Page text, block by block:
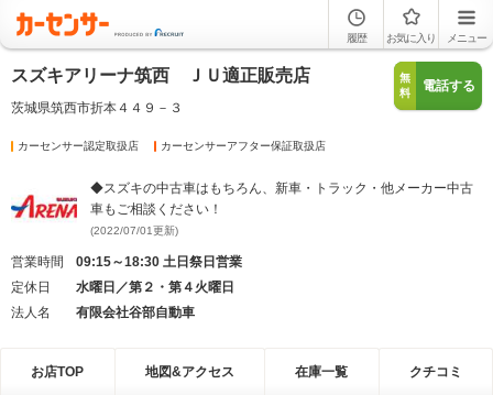
履歴 お気に入り メニュー
スズキアリーナ筑西 ＪＵ適正販売店
茨城県筑西市折本４４９－３
無
料
電話する
カーセンサー認定取扱店 カーセンサーアフター保証取扱店
◆スズキの中古車はもちろん、新車・トラック・他メーカー中古
車もご相談ください！
(2022/07/01更新)
営業時間
09:15～18:30 土日祭日営業
定休日
水曜日／第２・第４火曜日
法人名
有限会社谷部自動車
お店TOP 地図&アクセス 在庫一覧 クチコミ